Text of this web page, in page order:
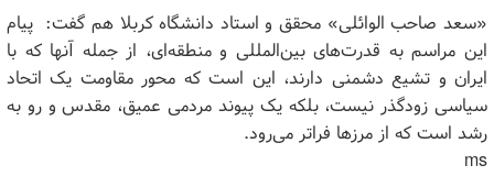
«سعد صاحب الوائلی» محقق و استاد دانشگاه کربلا هم گفت: پیام
این مراسم به قدرت‌های بین‌المللی و منطقه‌ای، از جمله آنها که با
ایران و تشیع دشمنی دارند، این است که محور مقاومت یک اتحاد
سیاسی زودگذر نیست، بلکه یک پیوند مردمی عمیق، مقدس و رو به
رشد است که از مرزها فراتر می‌رود.
ms